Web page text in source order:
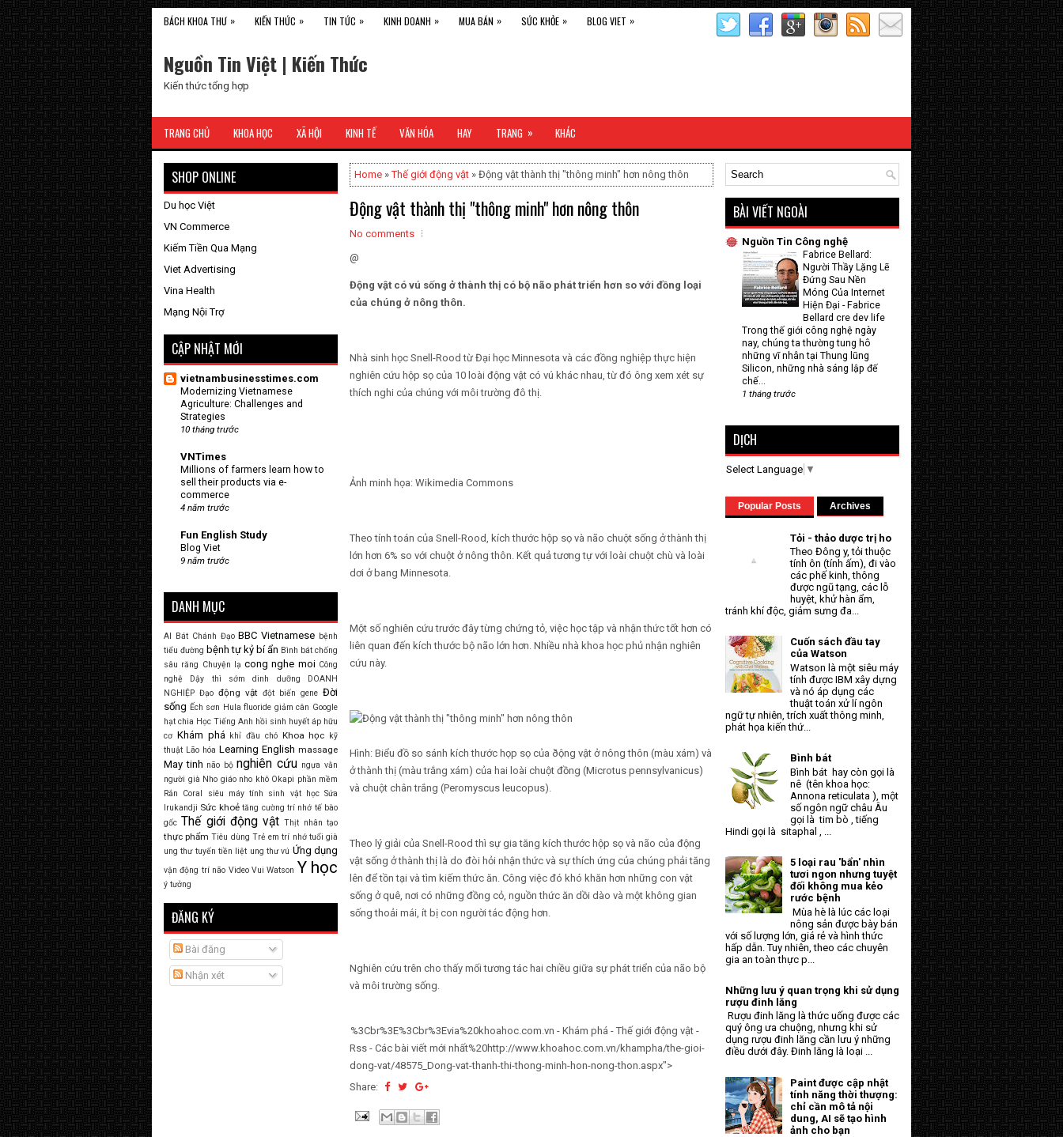
BÁCH KHOA THƯ » KIẾN THỨC » TIN TỨC » KINH DOANH » MUA BÁN » SỨC KHỎE » BLOG VIET »
Nguồn Tin Việt | Kiến Thức
Kiến thức tổng hợp
TRANG CHỦ KHOA HỌC XÃ HỘI KINH TẾ VĂN HÓA HAY TRANG » KHÁC
Home »Thế giới động vật » Động vật thành thị "thông minh" hơn nông thôn
Động vật thành thị "thông minh" hơn nông thôn
No comments
@
Động vật có vú sống ở thành thị có bộ não phát triển hơn so với đồng loại
của chúng ở nông thôn.
Nhà sinh học Snell-Rood từ Đại học Minnesota và các đồng nghiệp thực hiện
nghiên cứu hộp sọ của 10 loài động vật có vú khác nhau, từ đó ông xem xét sự
thích nghi của chúng với môi trường đô thị.
Ảnh minh họa: ​W​ikimedia Commons
Theo tính toán của Snell-Rood, kích thước hộp sọ và não chuột sống ở thành thị
lớn hơn 6% so với chuột ở nông thôn. Kết quả tương tự với loài chuột chù và loài
dơi ở bang Minnesota.
Một số nghiên cứu trước đây từng chứng tỏ, việc học tập và nhận thức tốt hơn có
liên quan đến kích thước bộ não lớn hơn. Nhiều nhà khoa học phủ nhận nghiên
cứu này.
Hình: Biểu đồ so sánh kích thước họp sọ của ðộng vật ở nông thôn (màu xám) và
ở thành thị (màu trắng xám) của hai loài chuột đồng (Microtus pennsylvanicus)
và chuột chân trắng (Peromyscus leucopus).
Theo lý giải của Snell-Rood thì sự gia tăng kích thước hộp sọ và não của động
vật sống ở thành thị là do đòi hỏi nhận thức và sự thích ứng của chúng phải tăng
lên để tồn tại và tìm kiếm thức ăn. Công việc đó khó khăn hơn những con vật
sống ở quê, nơi có những đồng cỏ, nguồn thức ăn dồi dào và một không gian
sống thoải mái, ít bị con người tác động hơn.
Nghiên cứu trên cho thấy mối tương tác hai chiều giữa sự phát triển của não bộ
và môi trường sống.
%3Cbr%3E%3Cbr%3Evia%20khoahoc.com.vn - Khám phá - Thế giới động vật -
Rss - Các bài viết mới nhất%20http://www.khoahoc.com.vn/khampha/the-gioi-
dong-vat/48575_Dong-vat-thanh-thi-thong-minh-hon-nong-thon.aspx">
Share:
SHOP ONLINE
Du học Việt
VN Commerce
Kiếm Tiền Qua Mạng
Viet Advertising
Vina Health
Mạng Nội Trợ
CẬP NHẬT MỚI
vietnambusinesstimes.com
Modernizing Vietnamese
Agriculture: Challenges and
Strategies
10 tháng trước
VNTimes
Millions of farmers learn how to
sell their products via e-
commerce
4 năm trước
Fun English Study
Blog Viet
9 năm trước
DANH MỤC
AI Bát Chánh Đạo BBC Vietnamese bệnh
tiểu đường bệnh tự kỷ bí ẩn Bình bát chống
sâu răng Chuyện lạ cong nghe moi Công
nghệ
Dậy thì sớm dinh dưỡng
DOANH
NGHIỆP Đạo động vật đột biến gene Đời
sống Ếch sơn Hula fluoride giảm cân Google
hạt chia Học Tiếng Anh hồi sinh huyết áp hữu
cơ Khám phá khỉ đầu chó Khoa học kỹ
thuật Lão hóa Learning English massage
May tinh não bộ nghiên cứu ngựa vằn
người già Nho giáo nho khô Okapi phần mềm
Rắn Coral
siêu máy tính sinh vật học Sứa
Irukandji Sức khoẻ tăng cường trí nhớ tế bào
gốc Thế giới động vật Thịt nhân tạo
thực phẩm Tiêu dùng Trẻ em trí nhớ tuổi già
ung thư tuyến tiền liệt ung thư vú Ứng dụng
vận động trí não Video Vui Watson Y học
ý tưởng
ĐĂNG KÝ
Bài đăng
Nhận xét
BÀI VIẾT NGOÀI
Nguồn Tin Công nghệ
Fabrice Bellard:
Người Thầy Lặng Lẽ
Đứng Sau Nền
Móng Của Internet
Hiện Đại - Fabrice
Bellard cre dev life
Trong thế giới công nghệ ngày
nay, chúng ta thường tung hô
những vĩ nhân tại Thung lũng
Silicon, những nhà sáng lập đế
chế...
1 tháng trước
DỊCH
Select Language ▼
Popular Posts Archives
Tỏi - thảo dược trị ho
Theo Đông y, tỏi thuộc
tính ôn (tính ấm), đi vào
các phế kinh, thông
được ngũ tạng, các lỗ
huyệt, khử hàn ẩm,
tránh khí độc, giảm sưng đa...
Cuốn sách đầu tay
của Watson
Watson là một siêu máy
tính được IBM xây dựng
và nó áp dụng các
thuật toán xử lí ngôn
ngữ tự nhiên, trích xuất thông minh,
phát họa kiến thứ...
Bình bát
Bình bát hay còn gọi là
nê (tên khoa học:
Annona reticulata ), một
số ngôn ngữ châu Âu
gọi là tim bò , tiếng
Hindi gọi là sitaphal , ...
5 loại rau 'bẩn' nhìn
tươi ngon nhưng tuyệt
đối không mua kẻo
rước bệnh
Mùa hè là lúc các loại
nông sản được bày bán
với số lượng lớn, giá rẻ và hình thức
hấp dẫn. Tuy nhiên, theo các chuyên
gia an toàn thực p...
Những lưu ý quan trọng khi sử dụng
rượu đinh lăng
Rượu đinh lăng là thức uống được các
quý ông ưa chuộng, nhưng khi sử
dụng rượu đinh lăng cần lưu ý những
điều dưới đây. Đinh lăng là loại ...
Paint được cập nhật
tính năng thời thượng:
chỉ cần mô tả nội
dung, AI sẽ tạo hình
ảnh cho bạn